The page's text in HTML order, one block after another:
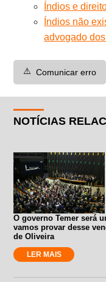
Índios e
Índios não
advogado
⚠️ Comunicar erro
NOTÍCIAS
O governo Temer será
vamos provar desse
de Oliveira
LER MAIS